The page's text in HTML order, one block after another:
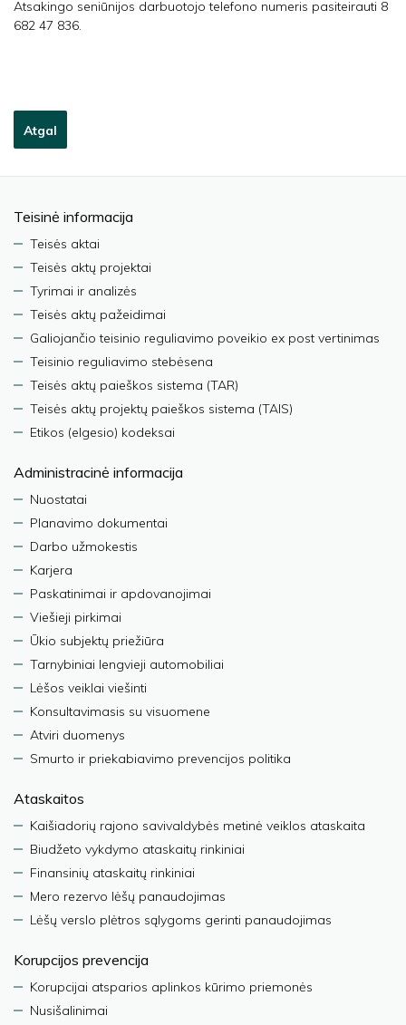
Atsakingo seniūnijos darbuotojo telefono numeris pasiteirauti 8
682 47 836.
Atgal
Teisinė informacija
Teisės aktai
Teisės aktų projektai
Tyrimai ir analizės
Teisės aktų pažeidimai
Galiojančio teisinio reguliavimo poveikio ex post vertinimas
Teisinio reguliavimo stebėsena
Teisės aktų paieškos sistema (TAR)
Teisės aktų projektų paieškos sistema (TAIS)
Etikos (elgesio) kodeksai
Administracinė informacija
Nuostatai
Planavimo dokumentai
Darbo užmokestis
Karjera
Paskatinimai ir apdovanojimai
Viešieji pirkimai
Ūkio subjektų priežiūra
Tarnybiniai lengvieji automobiliai
Lėšos veiklai viešinti
Konsultavimasis su visuomene
Atviri duomenys
Smurto ir priekabiavimo prevencijos politika
Ataskaitos
Kaišiadorių rajono savivaldybės metinė veiklos ataskaita
Biudžeto vykdymo ataskaitų rinkiniai
Finansinių ataskaitų rinkiniai
Mero rezervo lėšų panaudojimas
Lėšų verslo plėtros sąlygoms gerinti panaudojimas
Korupcijos prevencija
Korupcijai atsparios aplinkos kūrimo priemonės
Nusišalinimai